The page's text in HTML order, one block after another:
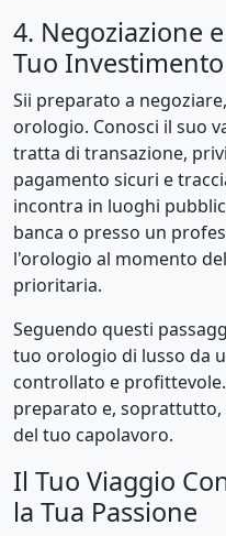
4. Negoziazione
Tuo Investimento
Sii preparato a
orologio. Conosci il suo
tratta di transazione,
pagamento sicuri e
incontra in luoghi
banca o presso un
l'orologio al momento
prioritaria.
Seguendo questi
tuo orologio di lusso da
controllato e
preparato e, soprattutto,
del tuo capolavoro.
Il Tuo Viaggio
la Tua Passione